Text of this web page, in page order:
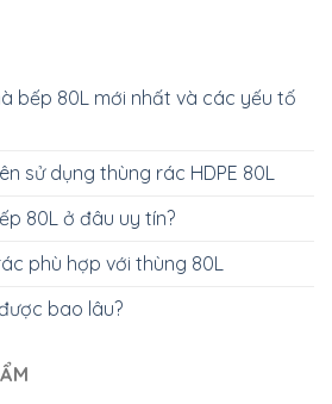
bếp 80L mới nhất và các yếu tố
sử dụng thùng rác HDPE 80L
80L ở đâu uy tín?
phù hợp với thùng 80L
bao lâu?